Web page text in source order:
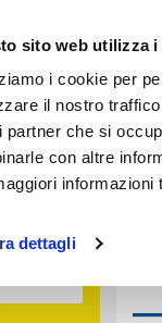
sito web utilizza i
i cookie per
il nostro
partner che si
con altre
dettagli
IL TUO
QUANDO VUOI
il prezzo